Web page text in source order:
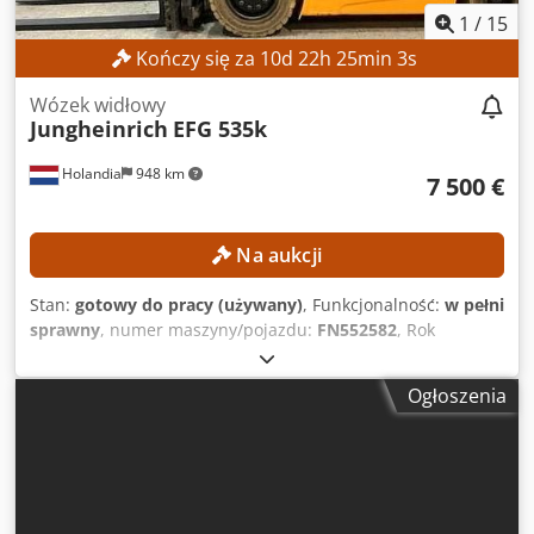
1 / 15
Kończy się za 10d 22h 25min 2s
Holandia 948 km
Wózek widłowy
Jungheinrich EFG 535k
7 500 €
Na aukcji
Stan: gotowy do pracy (używany), Funkcjonalność: w pełni
sprawny, numer maszyny/pojazdu: FN552582, Rok
, godziny pracy:4 812 h
wysokość podnoszenia:5 010 mm, wolny skok
, długość
Ogłoszenia